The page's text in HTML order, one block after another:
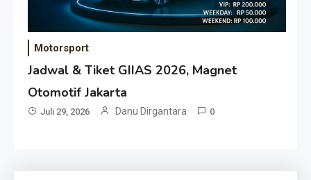
Motorsport
Jadwal & Tiket GIIAS 2026, Magnet
Otomotif Jakarta
Juli 29, 2026 Danu Dirgantara 0